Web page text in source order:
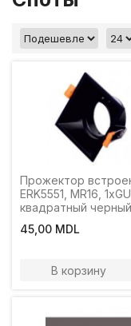
Прожектор
ERK5551, MR16,
квадратный черный
45,00 MDL
В корзину